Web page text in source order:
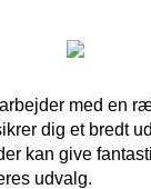
med en
dig et bredt
kan give
udvalg.